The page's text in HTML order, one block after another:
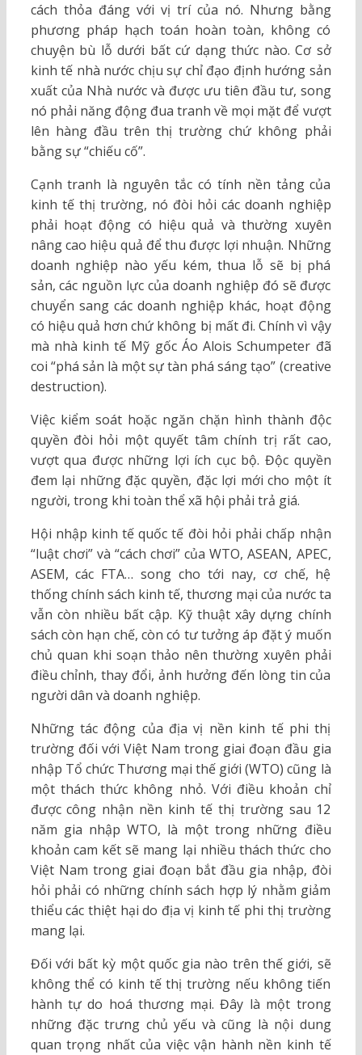
cách thỏa đáng với vị trí của nó. Nhưng bằng
phương pháp hạch toán hoàn toàn, không có
chuyện bù lỗ dưới bất cứ dạng thức nào. Cơ sở
kinh tế nhà nước chịu sự chỉ đạo định hướng sản
xuất của Nhà nước và được ưu tiên đầu tư, song
nó phải năng động đua tranh về mọi mặt để vượt
lên hàng đầu trên thị trường chứ không phải
bằng sự “chiếu cố”.
Cạnh tranh là nguyên tắc có tính nền tảng của
kinh tế thị trường, nó đòi hỏi các doanh nghiệp
phải hoạt động có hiệu quả và thường xuyên
nâng cao hiệu quả để thu được lợi nhuận. Những
doanh nghiệp nào yếu kém, thua lỗ sẽ bị phá
sản, các nguồn lực của doanh nghiệp đó sẽ được
chuyển sang các doanh nghiệp khác, hoạt động
có hiệu quả hơn chứ không bị mất đi. Chính vì vậy
mà nhà kinh tế Mỹ gốc Áo Alois Schumpeter đã
coi “phá sản là một sự tàn phá sáng tạo” (creative
destruction).
Việc kiểm soát hoặc ngăn chặn hình thành độc
quyền đòi hỏi một quyết tâm chính trị rất cao,
vượt qua được những lợi ích cục bộ. Độc quyền
đem lại những đặc quyền, đặc lợi mới cho một ít
người, trong khi toàn thể xã hội phải trả giá.
Hội nhập kinh tế quốc tế đòi hỏi phải chấp nhận
“luật chơi” và “cách chơi” của WTO, ASEAN, APEC,
ASEM, các FTA… song cho tới nay, cơ chế, hệ
thống chính sách kinh tế, thương mại của nước ta
vẫn còn nhiều bất cập. Kỹ thuật xây dựng chính
sách còn hạn chế, còn có tư tưởng áp đặt ý muốn
chủ quan khi soạn thảo nên thường xuyên phải
điều chỉnh, thay đổi, ảnh hưởng đến lòng tin của
người dân và doanh nghiệp.
Những tác động của địa vị nền kinh tế phi thị
trường đối với Việt Nam trong giai đoạn đầu gia
nhập Tổ chức Thương mại thế giới (WTO) cũng là
một thách thức không nhỏ. Với điều khoản chỉ
được công nhận nền kinh tế thị trường sau 12
năm gia nhập WTO, là một trong những điều
khoản cam kết sẽ mang lại nhiều thách thức cho
Việt Nam trong giai đoạn bắt đầu gia nhập, đòi
hỏi phải có những chính sách hợp lý nhằm giảm
thiểu các thiệt hại do địa vị kinh tế phi thị trường
mang lại.
Đối với bất kỳ một quốc gia nào trên thế giới, sẽ
không thể có kinh tế thị trường nếu không tiến
hành tự do hoá thương mại. Đây là một trong
những đặc trưng chủ yếu và cũng là nội dung
quan trọng nhất của việc vận hành nền kinh tế